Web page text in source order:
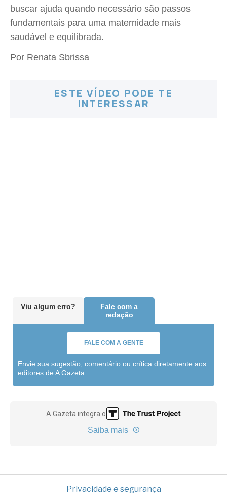
buscar ajuda quando necessário são passos
fundamentais para uma maternidade mais
saudável e equilibrada.
Por Renata Sbrissa
ESTE VÍDEO PODE TE
INTERESSAR
Viu algum erro?
Fale com a
redação
FALE COM A GENTE
Envie sua sugestão, comentário ou crítica diretamente aos
editores de A Gazeta
A Gazeta integra o
Saiba mais
Privacidade e segurança